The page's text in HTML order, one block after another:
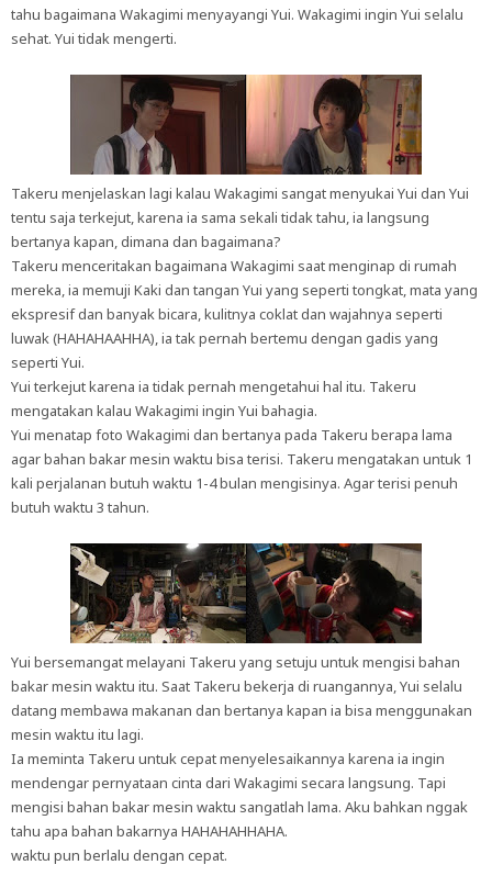
tahu bagaimana Wakagimi menyayangi Yui. Wakagimi ingin Yui selalu
sehat. Yui tidak mengerti.
Takeru menjelaskan lagi kalau Wakagimi sangat menyukai Yui dan Yui
tentu saja terkejut, karena ia sama sekali tidak tahu, ia langsung
bertanya kapan, dimana dan bagaimana?
Takeru menceritakan bagaimana Wakagimi saat menginap di rumah
mereka, ia memuji Kaki dan tangan Yui yang seperti tongkat, mata yang
ekspresif dan banyak bicara, kulitnya coklat dan wajahnya seperti
luwak (HAHAHAAHHA), ia tak pernah bertemu dengan gadis yang
seperti Yui.
Yui terkejut karena ia tidak pernah mengetahui hal itu. Takeru
mengatakan kalau Wakagimi ingin Yui bahagia.
Yui menatap foto Wakagimi dan bertanya pada Takeru berapa lama
agar bahan bakar mesin waktu bisa terisi. Takeru mengatakan untuk 1
kali perjalanan butuh waktu 1-4 bulan mengisinya. Agar terisi penuh
butuh waktu 3 tahun.
Yui bersemangat melayani Takeru yang setuju untuk mengisi bahan
bakar mesin waktu itu. Saat Takeru bekerja di ruangannya, Yui selalu
datang membawa makanan dan bertanya kapan ia bisa menggunakan
mesin waktu itu lagi.
Ia meminta Takeru untuk cepat menyelesaikannya karena ia ingin
mendengar pernyataan cinta dari Wakagimi secara langsung. Tapi
mengisi bahan bakar mesin waktu sangatlah lama. Aku bahkan nggak
tahu apa bahan bakarnya HAHAHAHHAHA.
waktu pun berlalu dengan cepat.